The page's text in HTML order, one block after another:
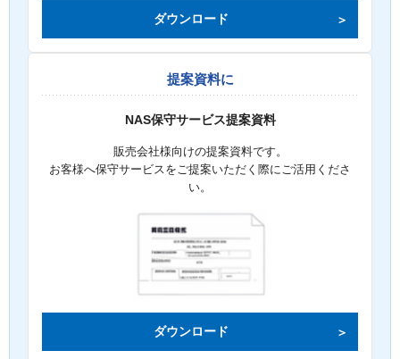
ダウンロード
提案資料に
NAS保守サービス提案資料
販売会社様向けの提案資料です。
お客様へ保守サービスをご提案いただく際にご活用くださ
い。
ダウンロード